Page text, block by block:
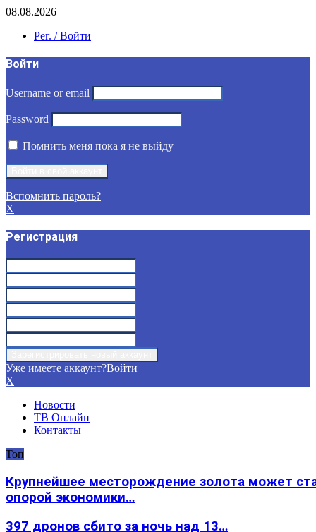
08.08.2026
Рег. / Войти
Войти
Username or email
Password
Помнить меня пока я не выйду
Вспомнить пароль?
X
Регистрация
Уже имеете аккаунт?Войти
X
Новости
ТВ Онлайн
Контакты
Топ
Крупнейшее месторождение золота может
опорой экономики…
397 дронов сбито за ночь над 13…